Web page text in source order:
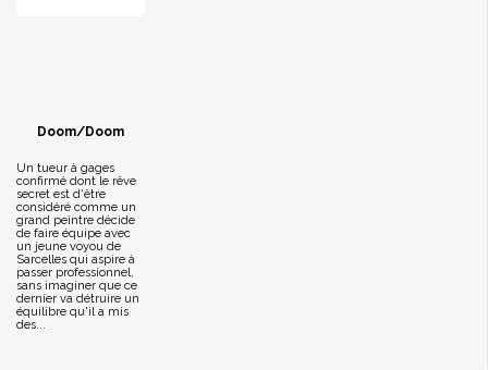
Doom/Doom
Un tueur à gages
confirmé dont le rêve
secret est d'être
considéré comme un
grand peintre décide
de faire équipe avec
un jeune voyou de
Sarcelles qui aspire à
passer professionnel,
sans imaginer que ce
dernier va détruire un
équilibre qu'il a mis
des...